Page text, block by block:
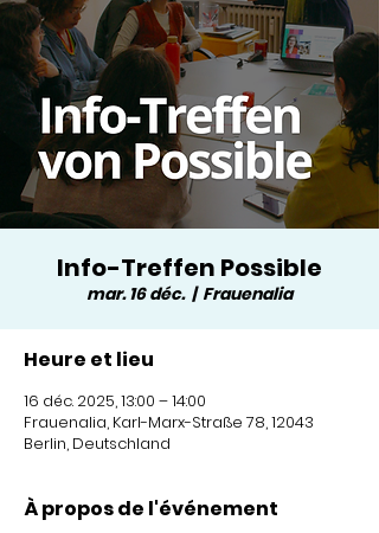
Info-Treffen Possible
mar. 16 déc.
  |
Frauenalia
Heure et lieu
16 déc. 2025, 13:00 – 14:00
Frauenalia, Karl-Marx-Straße 78, 12043
Berlin, Deutschland
À propos de l'événement